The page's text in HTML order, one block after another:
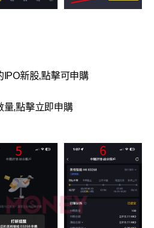
IPO新股,點擊可申購
量,點擊立即申購